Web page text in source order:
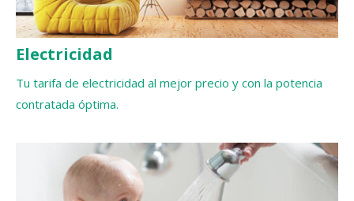
Electricidad
Tu tarifa de electricidad al mejor precio y con la potencia
contratada óptima.